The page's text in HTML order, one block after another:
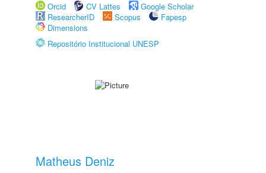
Orcid
CV Lattes
Google Scholar
ResearcherID
Scopus
Fapesp
Dimensions
Repositório Institucional UNESP
Matheus Deniz